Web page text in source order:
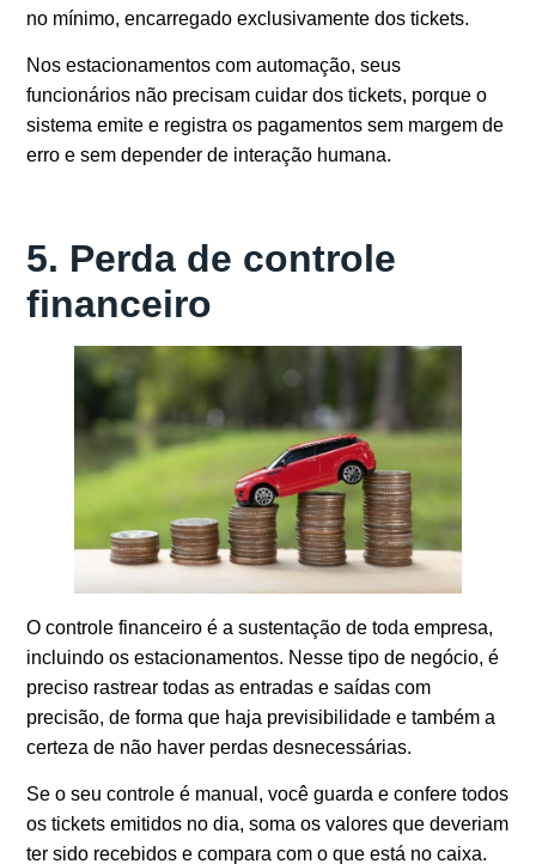
no mínimo, encarregado exclusivamente dos tickets.
Nos estacionamentos com automação, seus
funcionários não precisam cuidar dos tickets, porque o
sistema emite e registra os pagamentos sem margem de
erro e sem depender de interação humana.
5. Perda de controle
financeiro
O controle financeiro é a sustentação de toda empresa,
incluindo os estacionamentos. Nesse tipo de negócio, é
preciso rastrear todas as entradas e saídas com
precisão, de forma que haja previsibilidade e também a
certeza de não haver perdas desnecessárias.
Se o seu controle é manual, você guarda e confere todos
os tickets emitidos no dia, soma os valores que deveriam
ter sido recebidos e compara com o que está no caixa.